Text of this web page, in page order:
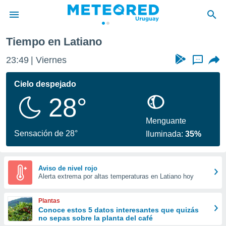
de
ha
calidad.
a este
las
y
forma
digital
basada
Tiempo en Latiano
23:49 Viernes ...
Cielo despejado
28°
Sensación de 28°
Menguante
Iluminada:35%
Aviso de nivel rojo
Alerta extrema por altas temperaturas en Latiano hoy
Plantas
Conoce estos 5 datos interesantes que quizás
no sepas sobre la planta del café